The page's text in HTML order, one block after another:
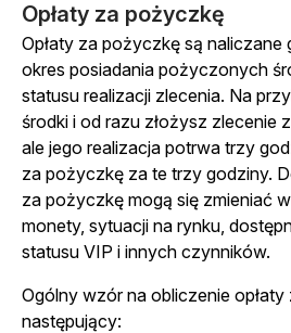
Opłaty za pożyczkę
Opłaty za pożyczkę są
okres posiadania pożyczonych
statusu realizacji zlecenia. Na
środki i od razu złożysz zlecenie
ale jego realizacja potrwa trzy
za pożyczkę za te trzy godziny.
za pożyczkę mogą się zmieniać
monety, sytuacji na rynku,
statusu VIP i innych czynników.
Ogólny wzór na obliczenie
następujący: